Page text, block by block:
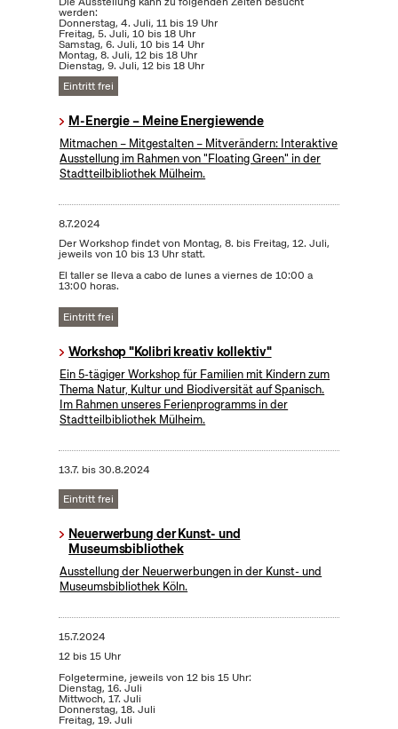
werden:
Donnerstag, 4. Juli, 11 bis 19 Uhr
Freitag, 5. Juli, 10 bis 18 Uhr
Samstag, 6. Juli, 10 bis 14 Uhr
Montag, 8. Juli, 12 bis 18 Uhr
Dienstag, 9. Juli, 12 bis 18 Uhr
Eintritt frei
M-Energie – Meine Energiewende
Mitmachen – Mitgestalten – Mitverändern: Interaktive
Ausstellung im Rahmen von "Floating Green" in der
Stadtteilbibliothek Mülheim.
8.7.2024
Der Workshop findet von Montag, 8. bis Freitag, 12. Juli,
jeweils von 10 bis 13 Uhr statt.
El taller se lleva a cabo de lunes a viernes de 10:00 a
13:00 horas.
Eintritt frei
Workshop "Kolibri kreativ kollektiv"
Ein 5-tägiger Workshop für Familien mit Kindern zum
Thema Natur, Kultur und Biodiversität auf Spanisch.
Im Rahmen unseres Ferienprogramms in der
Stadtteilbibliothek Mülheim.
13.7. bis30.8.2024
Eintritt frei
Neuerwerbung der Kunst- und
Museumsbibliothek
Ausstellung der Neuerwerbungen in der Kunst- und
Museumsbibliothek Köln.
15.7.2024
12 bis 15 Uhr
Folgetermine, jeweils von 12 bis 15 Uhr:
Dienstag, 16. Juli
Mittwoch, 17. Juli
Donnerstag, 18. Juli
Freitag, 19. Juli